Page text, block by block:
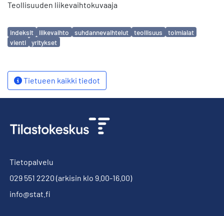
Teollisuuden liikevaihtokuvaaja
Avainsanat
indeksit liikevaihto suhdannevaihtelut teollisuus
toimialat
vienti
yritykset
Tietueen kaikki tiedot
Tietopalvelu
029 551 2220 (arkisin klo 9.00-16.00)
info@stat.fi